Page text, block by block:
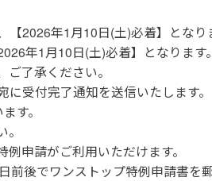
2026年1月10日(土)必着】となり
年1月10日(土)必着】となります。
了承ください。
受付完了通知を送信いたします。
す。
申請がご利用いただけます。
後でワンストップ特例申請書を